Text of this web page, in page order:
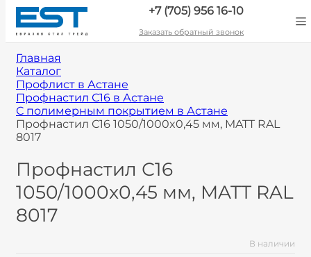
+7 (705) 956 16-10
Заказать обратный звонок
Главная
Каталог
Профлист в Астане
Профнастил С16 в Астане
С полимерным покрытием в Астане
Профнастил С16 1050/1000x0,45 мм, MATT RAL
8017
Профнастил С16
1050/1000x0,45 мм, MATT RAL
8017
В наличии